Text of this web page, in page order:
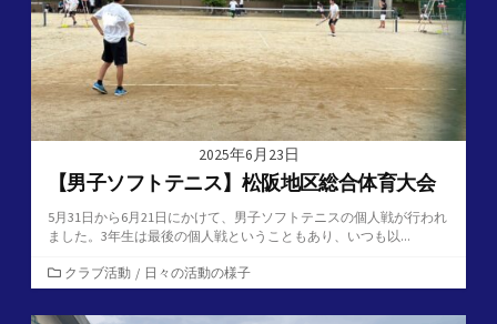
2025年6月23日
【男子ソフトテニス】松阪地区総合体育大会
5月31日から6月21日にかけて、男子ソフトテニスの個人戦が行われ
ました。3年生は最後の個人戦ということもあり、いつも以...
カ
テ
ゴ
クラブ活動 / 日々の活動の様子